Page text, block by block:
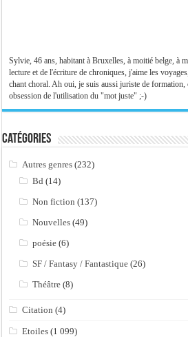
Sylvie, 46 ans, habitant à Bruxelles, à moitié belge, à
lecture et de l'écriture de chroniques, j'aime les
chant choral. Ah oui, je suis aussi juriste de formation,
obsession de l'utilisation du "mot juste" ;-)
Catégories
Autres genres (232)
Bd (14)
Non fiction (137)
Nouvelles (49)
poésie (6)
SF / Fantasy / Fantastique (26)
Théâtre (8)
Citation (4)
Etoiles (1 099)